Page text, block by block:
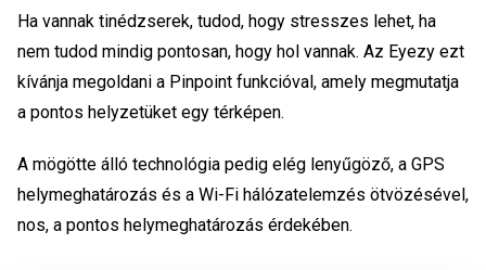
Ha vannak tinédzserek, tudod, hogy stresszes lehet, ha
nem tudod mindig pontosan, hogy hol vannak. Az Eyezy ezt
kívánja megoldani a Pinpoint funkcióval, amely megmutatja
a pontos helyzetüket egy térképen.
A mögötte álló technológia pedig elég lenyűgöző, a GPS
helymeghatározás és a Wi-Fi hálózatelemzés ötvözésével,
nos, a pontos helymeghatározás érdekében.